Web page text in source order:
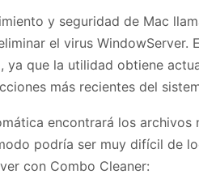
y seguridad de Mac
el virus
ya que la utilidad obtiene
más recientes del
encontrará los
podría ser muy difícil de
con Combo Cleaner: